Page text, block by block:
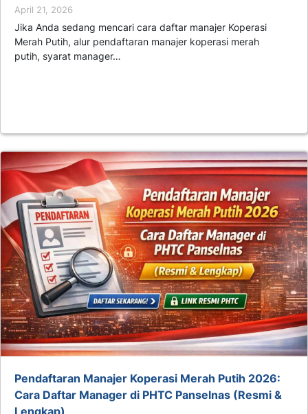
April 21, 2026
Jika Anda sedang mencari cara daftar manajer Koperasi
Merah Putih, alur pendaftaran manajer koperasi merah
putih, syarat manager…
Pendaftaran Manajer Koperasi Merah Putih 2026:
Cara Daftar Manager di PHTC Panselnas (Resmi &
Lengkap)